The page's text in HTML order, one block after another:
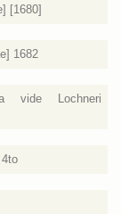
[1680]
1682
vide Lochneri